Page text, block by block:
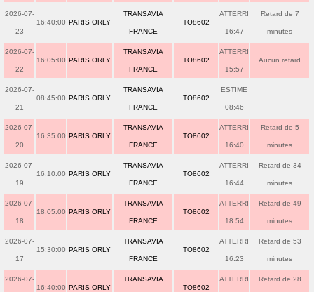
2026-07-
23
16:40:00 PARIS ORLY
TRANSAVIA
FRANCE
TO8602
ATTERRI
16:47
Retard de 7
minutes
2026-07-
22
16:05:00 PARIS ORLY
TRANSAVIA
FRANCE
TO8602
ATTERRI
15:57
Aucun retard
2026-07-
21
08:45:00 PARIS ORLY
TRANSAVIA
FRANCE
TO8602
ESTIME
08:46
2026-07-
20
16:35:00 PARIS ORLY
TRANSAVIA
FRANCE
TO8602
ATTERRI
16:40
Retard de 5
minutes
2026-07-
19
16:10:00 PARIS ORLY
TRANSAVIA
FRANCE
TO8602
ATTERRI
16:44
Retard de 34
minutes
2026-07-
18
18:05:00 PARIS ORLY
TRANSAVIA
FRANCE
TO8602
ATTERRI
18:54
Retard de 49
minutes
2026-07-
17
15:30:00 PARIS ORLY
TRANSAVIA
FRANCE
TO8602
ATTERRI
16:23
Retard de 53
minutes
2026-07-
16:40:00 PARIS ORLY
TRANSAVIA
TO8602
ATTERRI Retard de 28